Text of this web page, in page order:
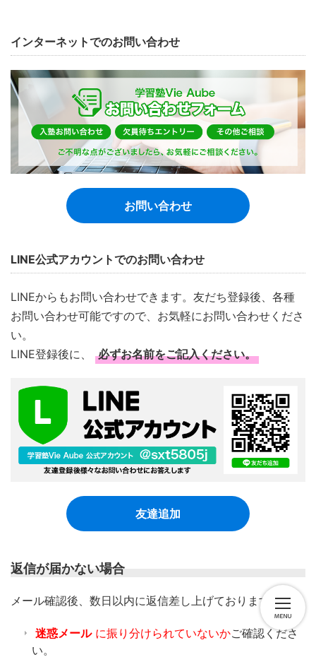
インターネットでのお問い合わせ
お問い合わせ
LINE公式アカウントでのお問い合わせ
LINEからもお問い合わせできます。友だち登録後、各種
お問い合わせ可能ですので、お気軽にお問い合わせくださ
い。
LINE登録後に、
必ずお名前をご記入ください。
友達追加
返信が届かない場合
​メール確認後、数日以内に返信差し上げております。
迷惑メール に振り分けられていないかご確認くださ
い。